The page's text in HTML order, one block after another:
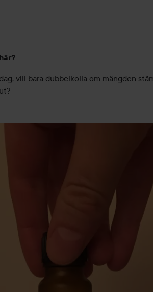
7 år
vill bara dubbelkolla om mängden